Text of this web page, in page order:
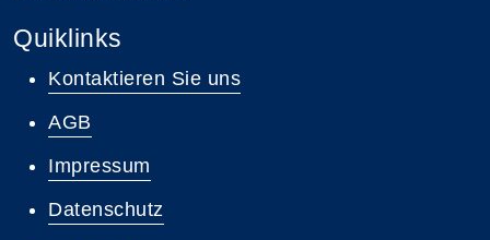
Quiklinks
Kontaktieren Sie uns
AGB
Impressum
Datenschutz